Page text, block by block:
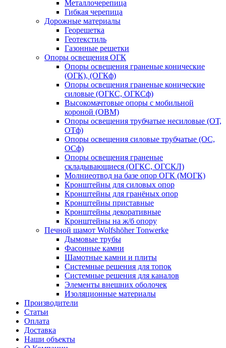
Металлочерепица
Гибкая черепица
Дорожные материалы
Георешетка
Геотекстиль
Газонные решетки
Опоры освещения ОГК
Опоры освещения граненые конические
(ОГК), (ОГКф)
Опоры освещения граненые конические
силовые (ОГКС, ОГКСф)
Высокомачтовые опоры с мобильной
короной (ОВМ)
Опоры освещения трубчатые несиловые (ОТ,
ОТф)
Опоры освещения силовые трубчатые (ОС,
ОСф)
Опоры освещения граненые
складывающиеся (ОГКС, ОГСКЛ)
Молниеотвод на базе опор ОГК (МОГК)
Кронштейны для силовых опор
Кронштейны для гранёных опор
Кронштейны приставные
Кронштейны декоративные
Кронштейны на ж/б опору
Печной шамот Wolfshöher Tonwerke
Дымовые трубы
Фасонные камни
Шамотные камни и плиты
Системные решения для топок
Системные решения для каналов
Элементы внешних оболочек
Изоляционные материалы
Производители
Статьи
Оплата
Доставка
Наши объекты